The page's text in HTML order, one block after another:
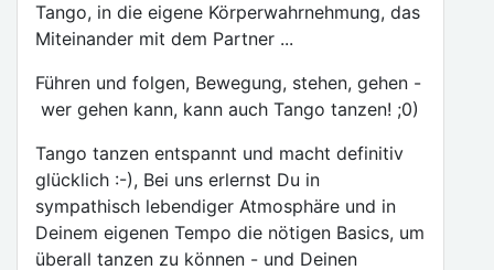
Tango, in die eigene Körperwahrnehmung, das
Miteinander mit dem Partner ...
Führen und folgen, Bewegung, stehen, gehen -
wer gehen kann, kann auch Tango tanzen! ;0)
Tango tanzen entspannt und macht definitiv
glücklich :-), Bei uns erlernst Du in
sympathisch lebendiger Atmosphäre und in
Deinem eigenen Tempo die nötigen Basics, um
überall tanzen zu können - und Deinen